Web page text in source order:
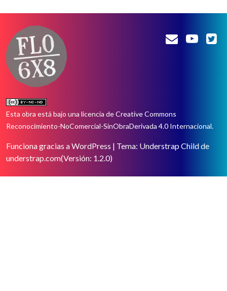
Esta obra está bajo una licencia de Creative Commons
Reconocimiento-NoComercial-SinObraDerivada 4.0 Internacional.
Funciona gracias a WordPress | Tema: Understrap Child de
understrap.com(Versión: 1.2.0)